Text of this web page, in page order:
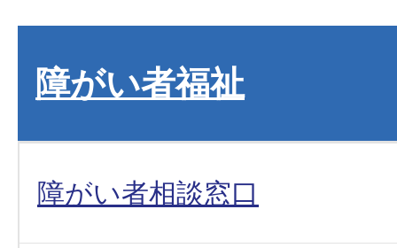
障がい者福祉
障がい者相談窓口